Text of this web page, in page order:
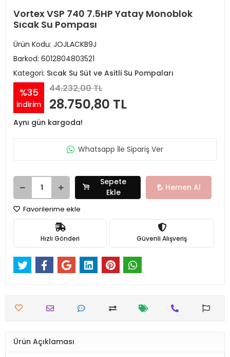
Vortex VSP 740 7.5HP Yatay Monoblok
Sıcak Su Pompası
Ürün Kodu: JOJLACKB9J
Barkod: 6012804803521
Kategori: Sıcak Su Süt ve Asitli Su Pompaları
%35
indirim
44.232,00 TL
28.750,80 TL
Aynı gün kargoda!
Whatsapp İle Sipariş Ver
Sepete
Ekle
Hemen Al
Favorilerime ekle
Hızlı Gönderi Güvenli Alışveriş
Ürün Açıklaması